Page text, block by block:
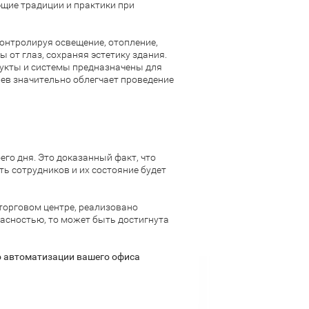
традиции и практики при
освещение, отопление,
глаз, сохраняя эстетику здания.
и системы предназначены для
значительно облегчает проведение
дня. Это доказанный факт, что
сотрудников и их состояние будет
центре, реализовано
то может быть достигнута
вашего офиса